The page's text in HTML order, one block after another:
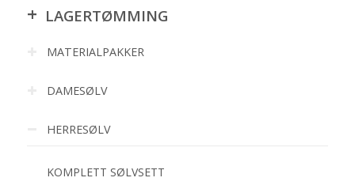
+ LAGERTØMMING
MATERIALPAKKER
DAMESØLV
HERRESØLV
KOMPLETT SØLVSETT